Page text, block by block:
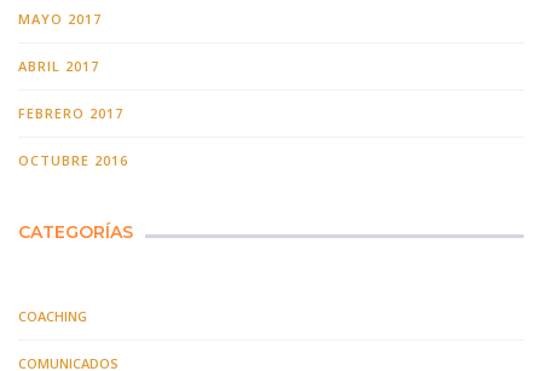
MAYO 2017
ABRIL 2017
FEBRERO 2017
OCTUBRE 2016
CATEGORÍAS
COACHING
COMUNICADOS